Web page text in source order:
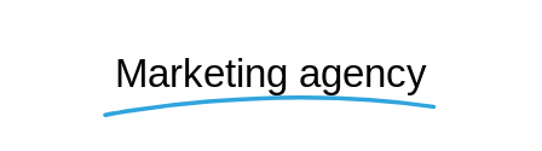
Marketing agency